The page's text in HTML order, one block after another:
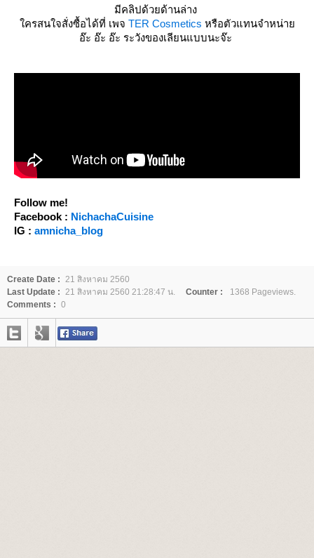
มีคลิปด้วยด้านล่าง
ครสนใจสั่งซื้อได้ที่ เพจ TER Cosmetics หรือตัวแทนจำหน่า
อ๊ะ อ๊ะ อ๊ะ ระวังของเลียนแบบนะจ๊ะ
Follow me!
Facebook : NichachaCuisine
IG : amnicha_blog
Create Date : 21 สิงหาคม 2560
Last Update : 21 สิงหาคม 2560 21:28:47 น. Counter :
1368 Pageviews.
Comments : 0